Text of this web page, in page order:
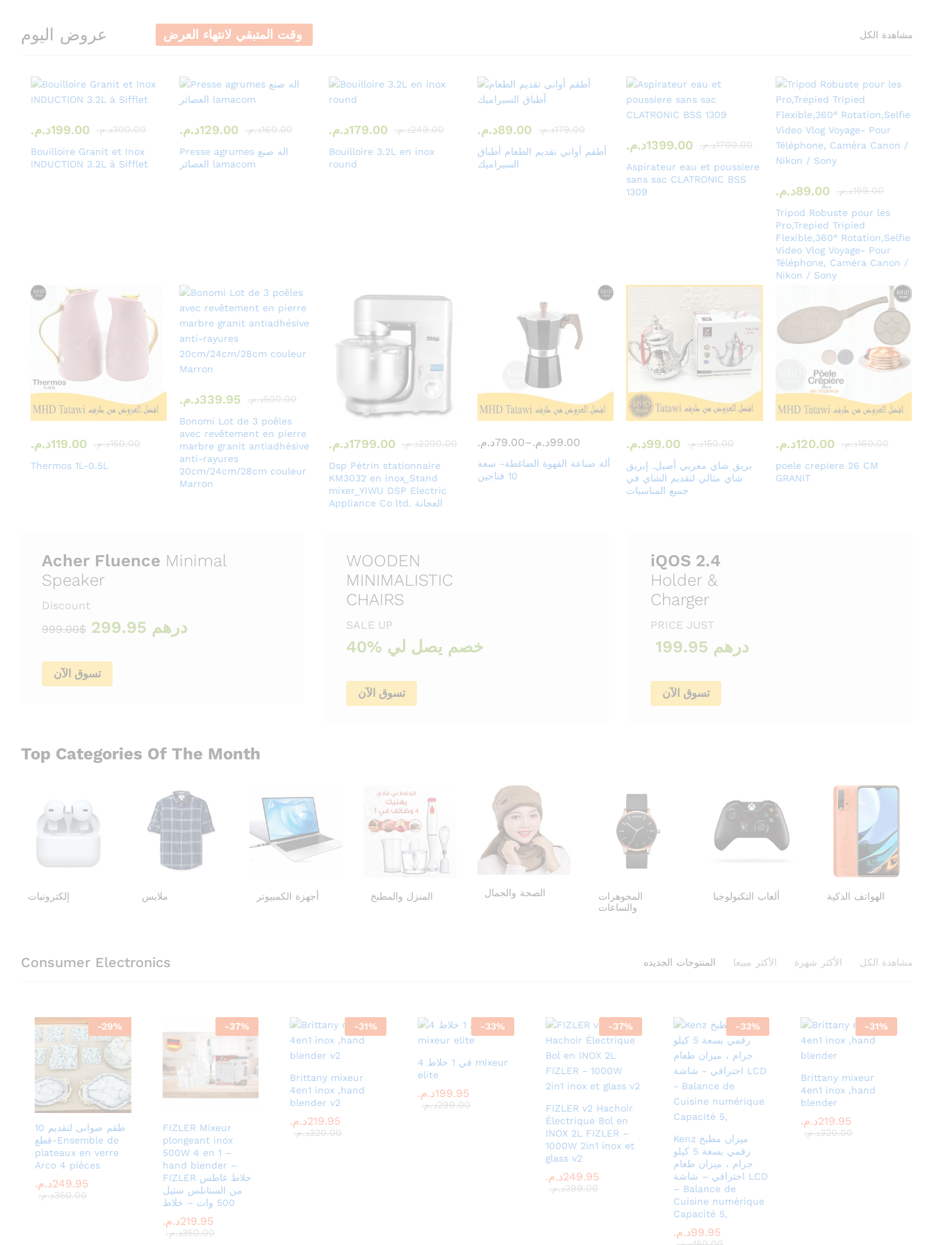
عروض اليوم وقت المتبقي لانتهاء العرض مشاهدة الكل
199.00د.م. 300.00د.م.
Bouilloire Granit et Inox
INDUCTION 3.2L à Sifflet
129.00د.م. 160.00د.م.
Presse agrumes اله صنع
العصائر lamacom
179.00د.م. 249.00د.م.
Bouilloire 3.2L en inox
round
89.00د.م. 179.00د.م.
أطقم أواني تقديم الطعام أطباق
السيراميك
1399.00د.م. 1700.00د.م.
Aspirateur eau et poussiere
sans sac CLATRONIC BSS
1309
89.00د.م. 199.00د.م.
Tripod Robuste pour les
Pro,Trepied Tripied
Flexible,360° Rotation,Selfie
Video Vlog Voyage- Pour
Téléphone, Caméra Canon /
Nikon / Sony
119.00د.م. 150.00د.م.
Thermos 1L-0.5L
339.95د.م. 500.00د.م.
Bonomi Lot de 3 poêles
avec revêtement en pierre
marbre granit antiadhésive
anti-rayures
20cm/24cm/28cm couleur
Marron
1799.00د.م. 2200.00د.م.
Dsp Pétrin stationnaire
KM3032 en inox_Stand
mixer_YIWU DSP Electric
Appliance Co ltd. العجانة
79.00د.م. – 99.00د.م.
ألة صناعة القهوة الضاغطة- سعة
10 فناجين
99.00د.م. 150.00د.م.
بريق شاي مغربي أصيل. إبريق
شاي مثالي لتقديم الشاي في
جميع المناسبات
120.00د.م. 160.00د.م.
poele crepiere 26 CM
GRANIT
Acher Fluence Minimal
Speaker
Discount
درهم 299.95 $999.00
تسوق الآن
WOODEN
MINIMALISTIC
CHAIRS
SALE UP
40% خصم يصل لي
تسوق الآن
iQOS 2.4
Holder &
Charger
PRICE JUST
199.95 درهم
تسوق الآن
Top Categories Of The Month
إلكترونيات ملابس أجهزة الكمبيوتر المنزل والمطبخ الصحة والجمال
المجوهرات
والساعات
ألعاب التكنولوجيا الهواتف الذكية
Consumer Electronics المنتوجات الجديده الأكثر مبيعا الأكثر شهرة مشاهدة الكل
-29%
طقم صوانى لتقديم 10
قطع-Ensemble de
plateaux en verre
Arco 4 pièces
249.95د.م.
350.00د.م.
249.95د.م.
350.00د.م.
-37%
FIZLER Mixeur
plongeant inox
500W 4 en 1 –
hand blender –
FIZLER خلاط غاطس
من الستانلس ستيل
500 وات – خلاط
219.95د.م.
350.00د.م.
219.95د.م.
350.00د.م.
-31%
Brittany mixeur
4en1 inox ,hand
blender v2
219.95د.م.
320.00د.م.
219.95د.م.
320.00د.م.
-33%
4 في 1 خلاط mixeur
elite
199.95د.م.
299.00د.م.
199.95د.م.
299.00د.م.
-37%
FIZLER v2 Hachoir
Électrique Bol en
INOX 2L FIZLER –
1000W 2in1 inox et
glass v2
249.95د.م.
399.00د.م.
249.95د.م.
399.00د.م.
-33%
Kenz ميزان مطبخ
رقمي بسعة 5 كيلو
جرام ، ميزان طعام
احترافي – شاشة LCD
– Balance de
Cuisine numérique
Capacité 5,
99.95د.م.99.95د.م.
-31%
Brittany mixeur
4en1 inox ,hand
blender
219.95د.م.
320.00د.م.
219.95د.م.
320.00د.م.